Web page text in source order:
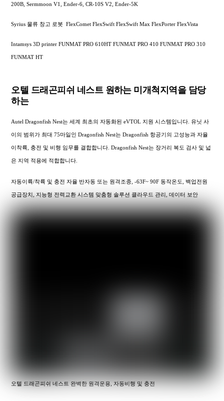
200B, Sermmoon V1, Ender-6, CR-10S V2, Ender-5K
Syrius 물류 창고 로봇 FlexComet FlexSwift FlexSwift Max FlexPorter FlexVista
Intamsys 3D printer FUNMAT PRO 610HT FUNMAT PRO 410 FUNMAT PRO 310
FUNMAT HT
오텔 드래곤피쉬 네스트 원하는 미개척지역을 담당
하는
Autel Dragonfish Nest는 세계 최초의 자동화된 eVTOL 지원 시스템입니다. 유닛 사
이의 범위가 최대 75마일인 Dragonfish Nest는 Dragonfish 항공기의 고성능과 자율
이착륙, 충전 및 비행 임무를 결합합니다. Dragonfish Nest는 장거리 복도 검사 및 넓
은 지역 적용에 적합합니다.
자동이륙/착륙 및 충전 자율 반자동 또는 원격조종, -63F~ 90F 동작온도, 백업전원
공급장치, 지능형 전력교환 시스템 맞춤형 솔루션 클라우드 관리, 데이터 보안
오텔 드래곤피쉬 네스트 완벽한 원격운용, 자동비행 및 충전